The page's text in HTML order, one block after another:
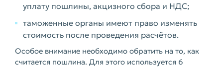
уплату пошлины, акцизного сбора и НДС;
таможенные органы имеют право изменять
стоимость после проведения расчётов.
Особое внимание необходимо обратить на то, как
считается пошлина. Для этого используется 6